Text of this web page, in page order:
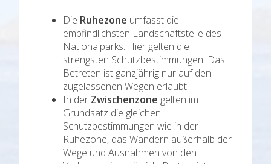
Die Ruhezone umfasst die
empfindlichsten Landschaftsteile des
Nationalparks. Hier gelten die
strengsten Schutzbestimmungen. Das
Betreten ist ganzjährig nur auf den
zugelassenen Wegen erlaubt.
In der Zwischenzone gelten im
Grundsatz die gleichen
Schutzbestimmungen wie in der
Ruhezone, das Wandern außerhalb der
Wege und Ausnahmen von den